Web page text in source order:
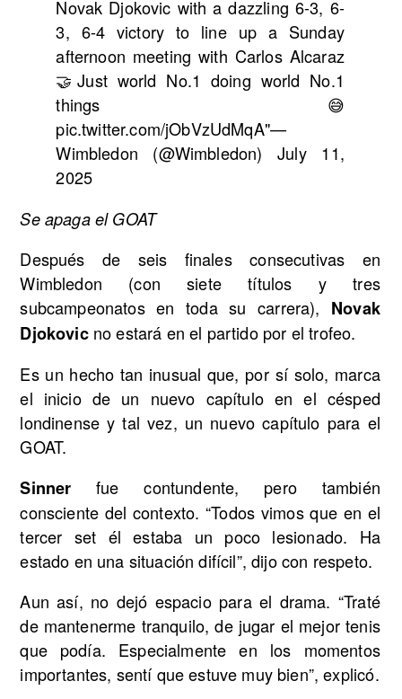
Novak Djokovic with a dazzling 6-3, 6-
3, 6-4 victory to line up a Sunday
afternoon meeting with Carlos Alcaraz
🤝Just world No.1 doing world No.1
things 😅
pic.twitter.com/jObVzUdMqA"—
Wimbledon (@Wimbledon) July 11,
2025
Se apaga el GOAT
Después de seis finales consecutivas en
Wimbledon (con siete títulos y tres
subcampeonatos en toda su carrera), Novak
Djokovicno estará en el partido por el trofeo.
Es un hecho tan inusual que, por sí solo, marca
el inicio de un nuevo capítulo en el césped
londinense y tal vez, un nuevo capítulo para el
GOAT.
Sinner fue contundente, pero también
consciente del contexto. “Todos vimos que en el
tercer set él estaba un poco lesionado. Ha
estado en una situación difícil”, dijo con respeto.
Aun así, no dejó espacio para el drama. “Traté
de mantenerme tranquilo, de jugar el mejor tenis
que podía. Especialmente en los momentos
importantes, sentí que estuve muy bien”, explicó.